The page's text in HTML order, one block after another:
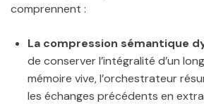
comprennent :
La compression sémantique
de conserver l’intégralité d’un
mémoire vive, l’orchestrateur
les échanges précédents en